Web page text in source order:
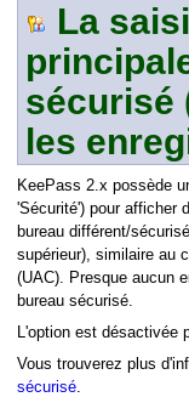
La
sécurisé
les
KeePass 2.x possède
'Sécurité') pour afficher
bureau différent/
supérieur), similaire au
(UAC). Presque aucun
bureau sécurisé.
L'option est désactivée
Vous trouverez plus
sécurisé.